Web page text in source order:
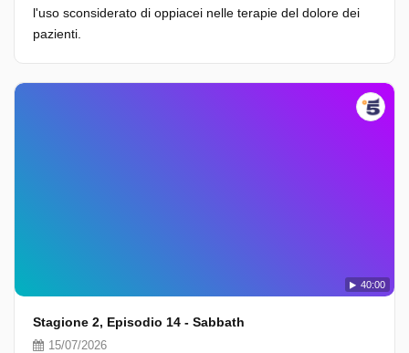
l'uso sconsiderato di oppiacei nelle terapie del dolore dei
pazienti.
40:00
Stagione 2, Episodio 14 - Sabbath
15/07/2026